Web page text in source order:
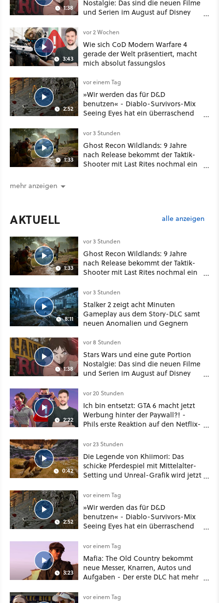
1:38
Nostalgie: Das sind die neuen Filme
und Serien im August auf Disney
3:43
vor 2 Wochen
Wie sich CoD Modern Warfare 4
gerade der Welt präsentiert, macht
mich absolut fassungslos
2:52
vor einem Tag
»Wir werden das für D&D
benutzen« - Diablo-Survivors-Mix
Seeing Eyes hat ein überraschend
1:33
vor 3 Stunden
Ghost Recon Wildlands: 9 Jahre
nach Release bekommt der Taktik-
Shooter mit Last Rites nochmal ein
mehr anzeigen
AKTUELL alle anzeigen
1:33
vor 3 Stunden
Ghost Recon Wildlands: 9 Jahre
nach Release bekommt der Taktik-
Shooter mit Last Rites nochmal ein
8:11
vor 3 Stunden
Stalker 2 zeigt acht Minuten
Gameplay aus dem Story-DLC samt
neuen Anomalien und Gegnern
1:38
vor 8 Stunden
Stars Wars und eine gute Portion
Nostalgie: Das sind die neuen Filme
und Serien im August auf Disney
2:22
vor 20 Stunden
Ich bin entsetzt: GTA 6 macht jetzt
Werbung hinter der Paywall?! -
Phils erste Reaktion auf den Netflix-
0:42
vor 23 Stunden
Die Legende von Khiimori: Das
schicke Pferdespiel mit Mittelalter-
Setting und Unreal-Grafik wird jetzt
2:52
vor einem Tag
»Wir werden das für D&D
benutzen« - Diablo-Survivors-Mix
Seeing Eyes hat ein überraschend
3:23
vor einem Tag
Mafia: The Old Country bekommt
neue Messer, Knarren, Autos und
Aufgaben - Der erste DLC hat mehr
vor einem Tag